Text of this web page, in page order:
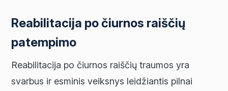
Reabilitacija po čiurnos raiščių
patempimo
Reabilitacija po čiurnos raiščių traumos yra
svarbus ir esminis veiksnys leidžiantis pilnai